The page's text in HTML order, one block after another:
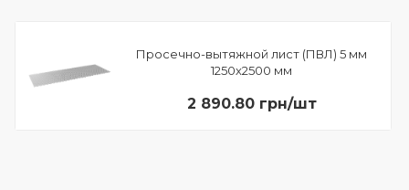
Просечно-вытяжной лист (ПВЛ) 5 мм
1250х2500 мм
2 890.80 грн/шт